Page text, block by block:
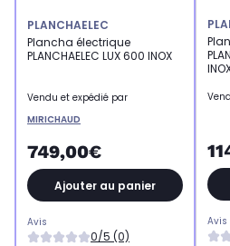
PLANCHAELEC
Plancha électrique
PLANCHAELEC LUX 600 INOX
Vendu et expédié par
MIRICHAUD
749,00€
Ajouter au panier
Avis
0/5 (0)
Avis